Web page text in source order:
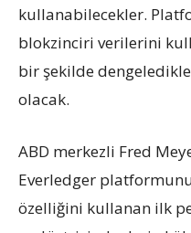
kullanabilecekler.
blokzinciri verilerini
bir şekilde
olacak.
ABD merkezli Fred
Everledger
özelliğini kullanan ilk